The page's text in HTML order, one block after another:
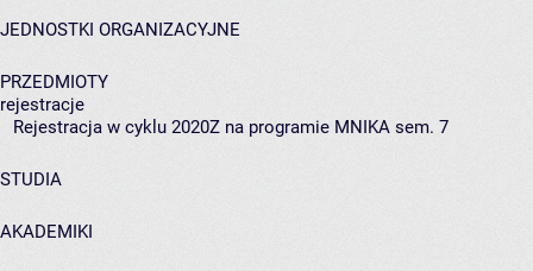
JEDNOSTKI ORGANIZACYJNE
PRZEDMIOTY
rejestracje
Rejestracja w cyklu 2020Z na programie MNIKA sem. 7
STUDIA
AKADEMIKI